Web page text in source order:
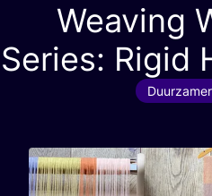
Weaving
Series: Rigid